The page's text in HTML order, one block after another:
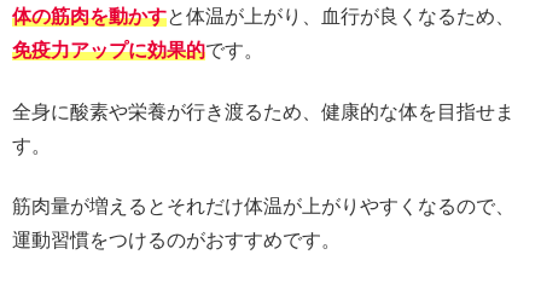
体の筋肉を動かすと体温が上がり、血行が良くなるため、
免疫力アップに効果的です。
全身に酸素や栄養が行き渡るため、健康的な体を目指せま
す。
筋肉量が増えるとそれだけ体温が上がりやすくなるので、
運動習慣をつけるのがおすすめです。